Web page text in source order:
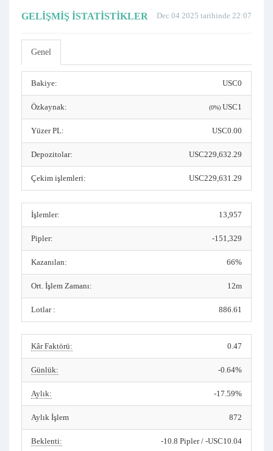
Dec 04 2025 tarihinde 22:07
GELIŞMIŞ İSTATISTIKLER
Genel
Bakiye: USC0
Özkaynak: (0%) USC1
Yüzer PL: USC0.00
Depozitolar: USC229,632.29
Çekim işlemleri: USC229,631.29
İşlemler: 13,957
Pipler: -151,329
Kazanılan: 66%
Ort. İşlem Zamanı: 12m
Lotlar : 886.61
Kâr Faktörü: 0.47
Günlük: -0.64%
Aylık: -17.59%
Aylık İşlem 872
Beklenti: -10.8 Pipler / -USC10.04